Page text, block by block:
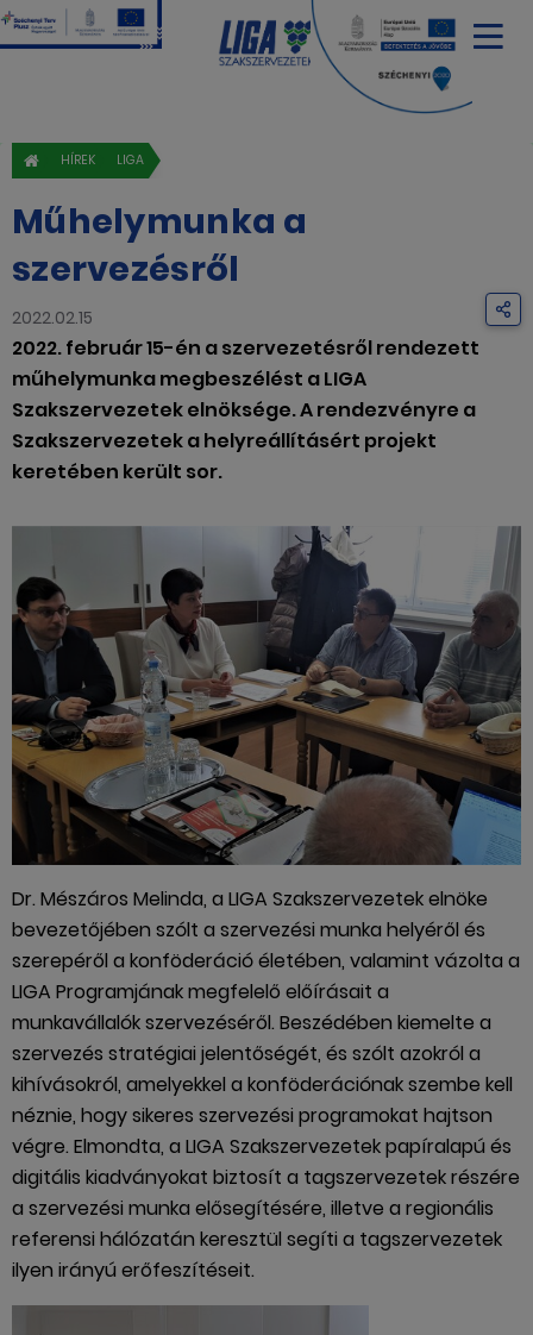
HÍREK LIGA
Műhelymunka a
szervezésről
2022.02.15
2022. február 15-én a szervezetésről rendezett
műhelymunka megbeszélést a LIGA
Szakszervezetek elnöksége. A rendezvényre a
Szakszervezetek a helyreállításért projekt
keretében került sor.
Dr. Mészáros Melinda, a LIGA Szakszervezetek elnöke
bevezetőjében szólt a szervezési munka helyéről és
szerepéről a konföderáció életében, valamint vázolta a
LIGA Programjának megfelelő előírásait a
munkavállalók szervezéséről. Beszédében kiemelte a
szervezés stratégiai jelentőségét, és szólt azokról a
kihívásokról, amelyekkel a konföderációnak szembe kell
néznie, hogy sikeres szervezési programokat hajtson
végre. Elmondta, a LIGA Szakszervezetek papíralapú és
digitális kiadványokat biztosít a tagszervezetek részére
a szervezési munka elősegítésére, illetve a regionális
referensi hálózatán keresztül segíti a tagszervezetek
ilyen irányú erőfeszítéseit.